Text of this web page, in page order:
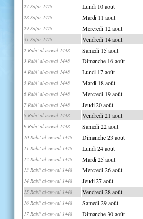
27 Safar 1448 Lundi 10 août
28 Safar 1448 Mardi 11 août
29 Safar 1448 Mercredi 12 août
31 Safar 1448 Vendredi 14 août
2 Rabi' al-awwal 1448 Samedi 15 août
3 Rabi' al-awwal 1448 Dimanche 16 août
4 Rabi' al-awwal 1448 Lundi 17 août
5 Rabi' al-awwal 1448 Mardi 18 août
6 Rabi' al-awwal 1448 Mercredi 19 août
7 Rabi' al-awwal 1448 Jeudi 20 août
8 Rabi' al-awwal 1448 Vendredi 21 août
9 Rabi' al-awwal 1448 Samedi 22 août
10 Rabi' al-awwal 1448 Dimanche 23 août
11 Rabi' al-awwal 1448 Lundi 24 août
12 Rabi' al-awwal 1448 Mardi 25 août
13 Rabi' al-awwal 1448 Mercredi 26 août
14 Rabi' al-awwal 1448 Jeudi 27 août
15 Rabi' al-awwal 1448 Vendredi 28 août
16 Rabi' al-awwal 1448 Samedi 29 août
17 Rabi' al-awwal 1448 Dimanche 30 août